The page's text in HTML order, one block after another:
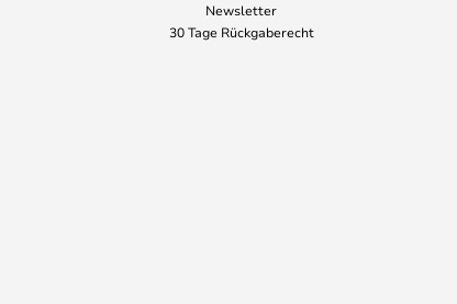
Newsletter
30 Tage Rückgaberecht